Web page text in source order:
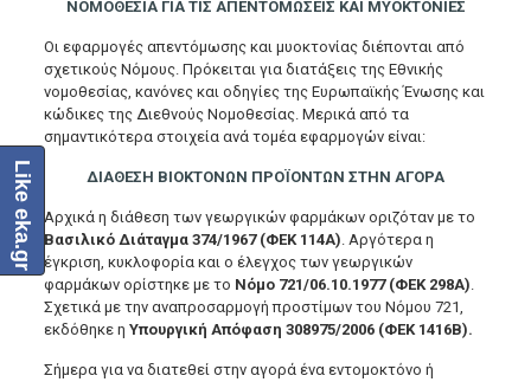
ΝΟΜΟΘΕΣΙΑ ΓΙΑ ΤΙΣ ΑΠΕΝΤΟΜΩΣΕΙΣ ΚΑΙ ΜΥΟΚΤΟΝΙΕΣ
Οι εφαρμογές απεντόμωσης και μυοκτονίας διέπονται από
σχετικούς Νόμους. Πρόκειται για διατάξεις της Εθνικής
νομοθεσίας, κανόνες και οδηγίες της Ευρωπαϊκής Ένωσης και
κώδικες της Διεθνούς Νομοθεσίας. Μερικά από τα
σημαντικότερα στοιχεία ανά τομέα εφαρμογών είναι:
ΔΙΑΘΕΣΗ ΒΙΟΚΤΟΝΩΝ ΠΡΟΪΟΝΤΩΝ ΣΤΗΝ ΑΓΟΡΑ
Αρχικά η διάθεση των γεωργικών φαρμάκων οριζόταν με το
Βασιλικό Διάταγμα 374/1967 (ΦΕΚ 114Α). Αργότερα η
έγκριση, κυκλοφορία και ο έλεγχος των γεωργικών
φαρμάκων ορίστηκε με το Νόμο 721/06.10.1977 (ΦΕΚ 298Α).
Σχετικά με την αναπροσαρμογή προστίμων του Νόμου 721,
εκδόθηκε η Υπουργική Απόφαση 308975/2006 (ΦΕΚ 1416Β).
Σήμερα για να διατεθεί στην αγορά ένα εντομοκτόνο ή
Like eka.gr